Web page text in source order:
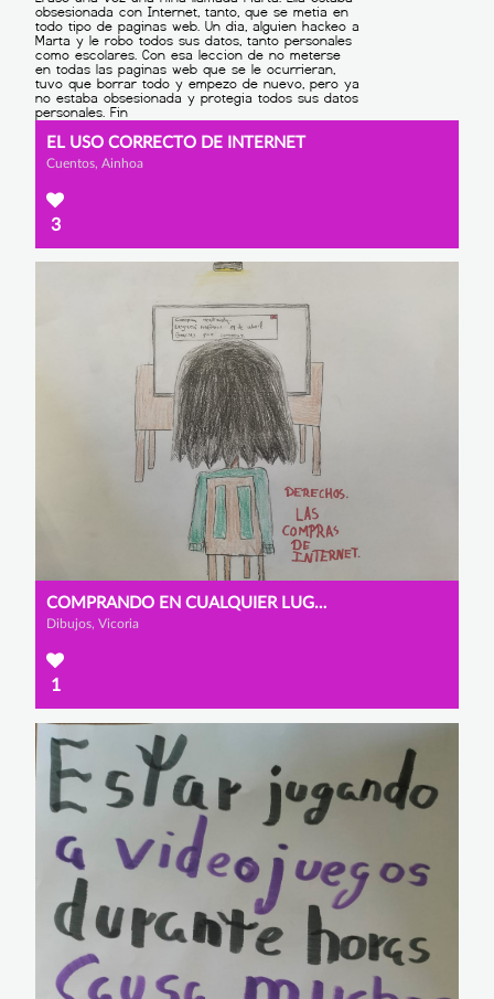
EL USO CORRECTO DE INTERNET
Cuentos, Ainhoa
3
COMPRANDO EN CUALQUIER LUGAR DEL MUNDO
Dibujos, Vicoria
1